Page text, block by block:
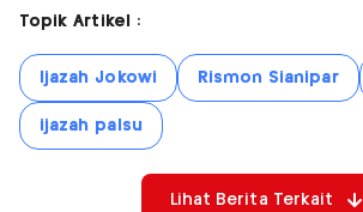
Topik Artikel :
Ijazah Jokowi Rismon Sianipar
ijazah palsu
Lihat Berita Terkait